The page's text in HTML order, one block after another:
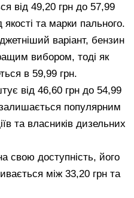
від 49,20 грн до 57,99
якості та марки пального.
варіант, бензин
вибором, тоді як
в 59,99 грн.
від 46,60 грн до 54,99
популярним
та власників дизельних
свою доступність, його
між 33,20 грн та